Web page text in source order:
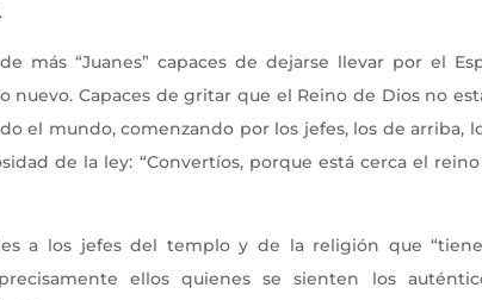
más “Juanes” capaces de dejarse llevar por el
nuevo. Capaces de gritar que el Reino de Dios no
el mundo, comenzando por los jefes, los de arriba,
de la ley: “Convertíos, porque está cerca el
a los jefes del templo y de la religión que
ellos quienes se sienten los